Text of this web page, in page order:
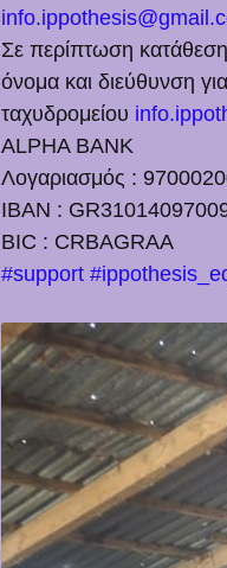
Σε περίπτωση
όνομα και διεύθυνση
ταχυδρομείου
ALPHA BANK
Λογαριασμός :
IBAN :
BIC : CRBAGRAA
#support